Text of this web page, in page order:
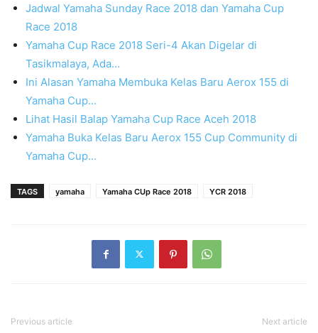
Jadwal Yamaha Sunday Race 2018 dan Yamaha Cup
Race 2018
Yamaha Cup Race 2018 Seri-4 Akan Digelar di
Tasikmalaya, Ada…
Ini Alasan Yamaha Membuka Kelas Baru Aerox 155 di
Yamaha Cup…
Lihat Hasil Balap Yamaha Cup Race Aceh 2018
Yamaha Buka Kelas Baru Aerox 155 Cup Community di
Yamaha Cup…
TAGS yamaha Yamaha CUp Race 2018 YCR 2018
Previous article Next article